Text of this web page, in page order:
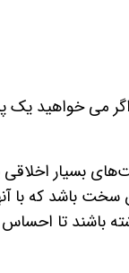
اگر می خواهید یک
بسیار
باشد که با آنها
باشند تا